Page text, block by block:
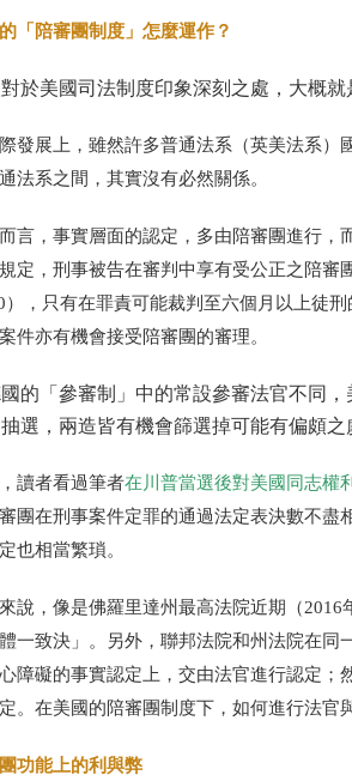
「陪審團制度」怎麼運作？
於美國司法制度印象深刻之處，大概就
發展上，雖然許多普通法系 （英美法系）
法系之間，其實沒有必然關係。
言，事實層面的認定，多由陪審團進行，
定，刑事被告在審判中享有受公正之陪審
，只有在罪責可能裁判至六個月以上徒
件亦有機會接受陪審團的審理。
的「參審制」中的常設參審法官不同
選，兩造皆有機會篩選掉可能有偏頗之
讀者看過筆者在川普當選後對美國同志權
團在刑事案件定罪的通過法定表決數不
也相當繁瑣。
說，像是佛羅里達州最高法院近期 （2016
體一致決」。另外，聯邦法院和州法院在
障礙的事實認定上，交由法官進行認定
。在美國的陪審團制度下，如何進行法官
功能上的利與弊